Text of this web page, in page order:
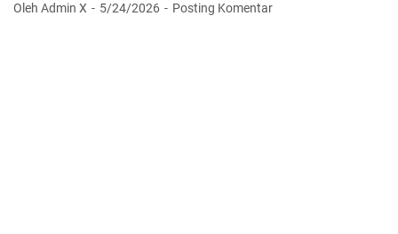
Oleh Admin X 5/24/2026 Posting Komentar